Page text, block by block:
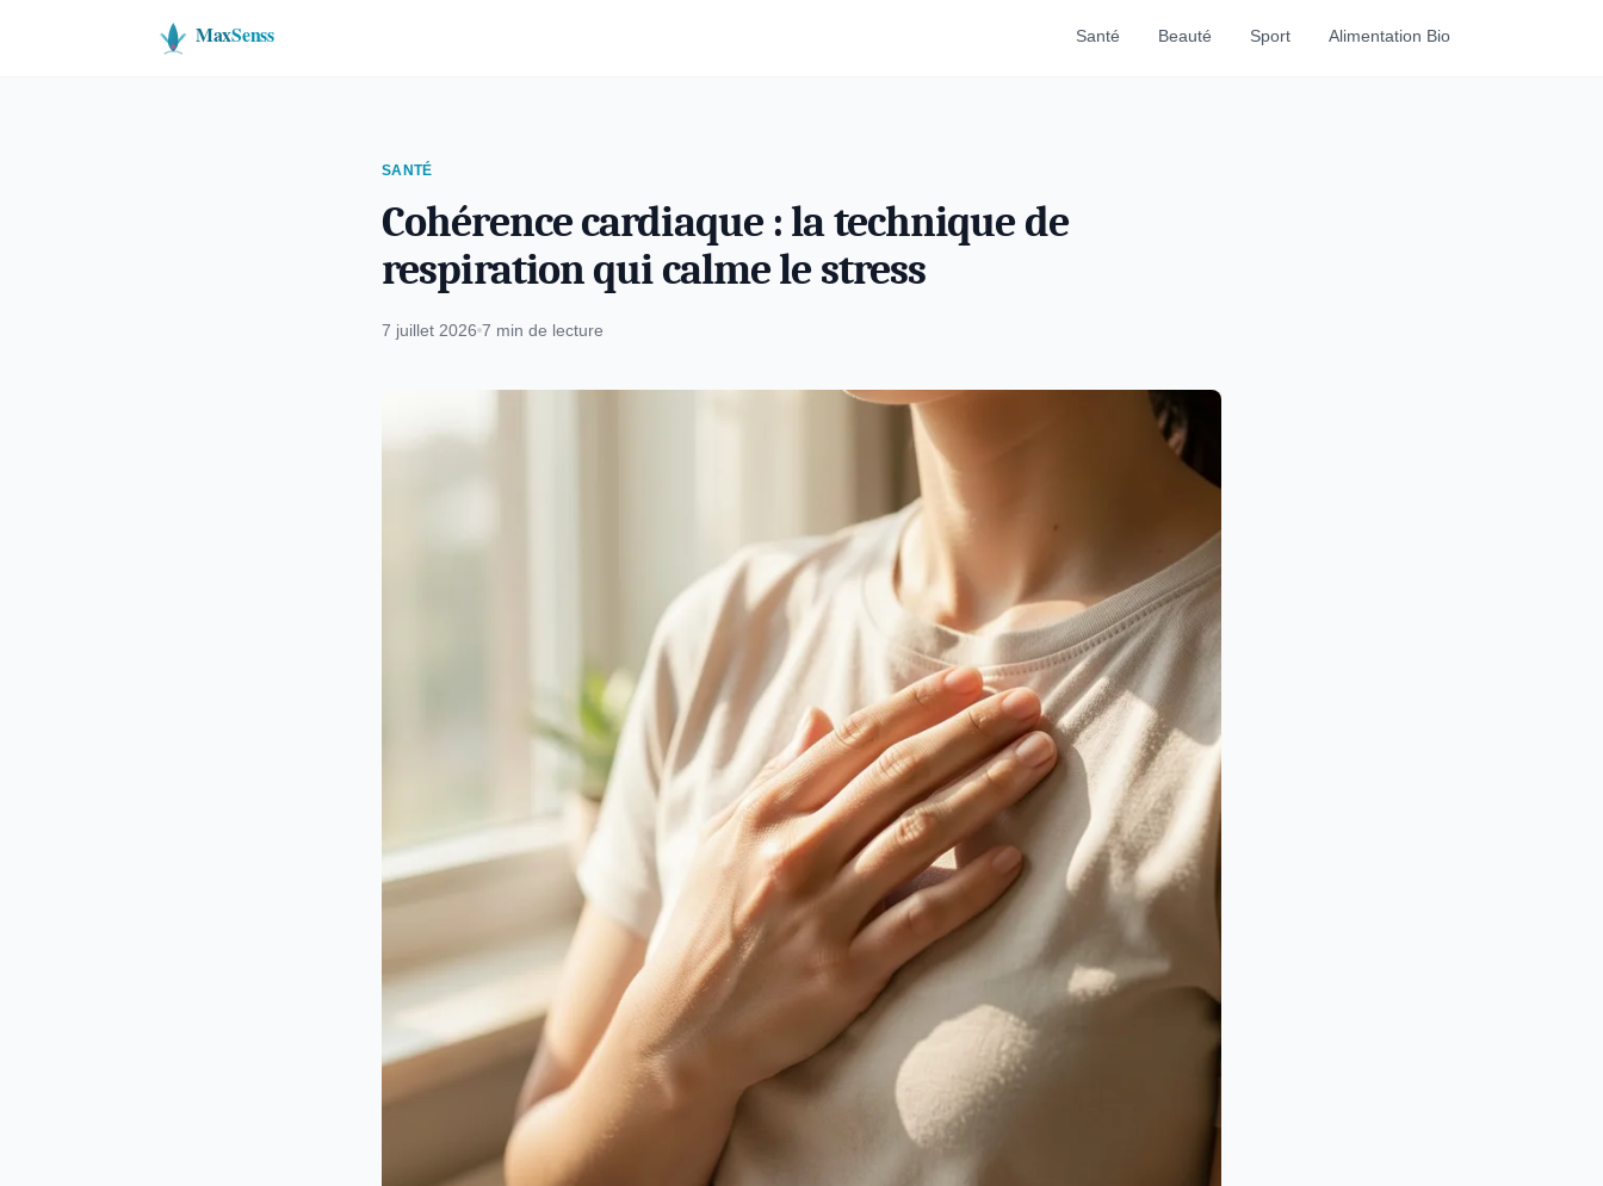
Santé Beauté Sport Alimentation Bio
SANTÉ
Cohérence cardiaque : la technique de
respiration qui calme le stress
7 juillet 2026 7 min de lecture